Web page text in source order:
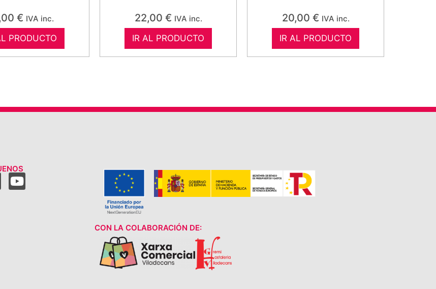
€ IVA inc.
PRODUCTO
22,00 € IVA inc.
IR AL PRODUCTO
20,00 € IVA inc.
IR AL PRODUCTO
CON LA COLABORACIÓN DE: